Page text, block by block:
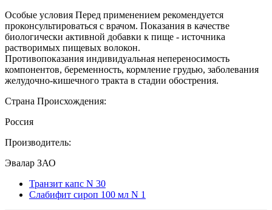
Особые условия Перед применением рекомендуется
проконсультироваться с врачом. Показания в качестве
биологически активной добавки к пище - источника
растворимых пищевых волокон.
Противопоказания индивидуальная непереносимость
компонентов, беременность, кормление грудью, заболевания
желудочно-кишечного тракта в стадии обострения.
Страна Происхождения:
Россия
Производитель:
Эвалар ЗАО
Транзит капс N 30
Слабифит сироп 100 мл N 1